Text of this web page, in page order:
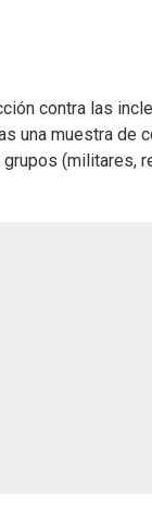
contra las
una muestra de